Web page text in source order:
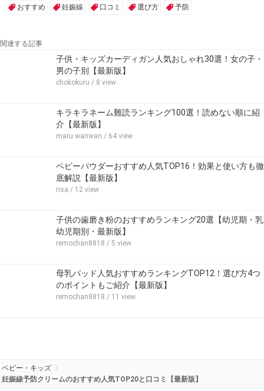
おすすめ 妊娠線 口コミ 選び方 予防
関連する記事
子供・キッズカーディガン人気おしゃれ30選！女の子・
男の子別【最新版】
chokokuru / 8 view
キラキラネーム難読ランキング100選！読めない順に紹
介【最新版】
maru.wanwan / 64 view
ベビーパウダーおすすめ人気TOP16！効果と使い方も徹
底解説【最新版】
risa / 12 view
子供の歯磨き粉のおすすめランキング20選【幼児期・乳
幼児期別・最新版】
remochan8818 / 5 view
母乳パッド人気おすすめランキングTOP12！選び方4つ
のポイントもご紹介【最新版】
remochan8818 / 11 view
ベビー・キッズ
妊娠線予防クリームのおすすめ人気TOP20と口コミ【最新版】